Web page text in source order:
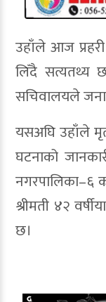
उहाँले आज
लिँदै सत्यतथ्य
सचिवालयले
यसअघि उहाँले
घटनाको
नगरपालिका–६
श्रीमती ४२
छ।